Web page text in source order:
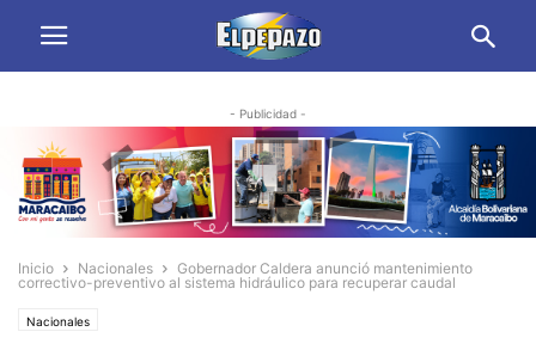
- Publicidad -
Inicio Nacionales
Gobernador Caldera anunció mantenimiento
correctivo-preventivo al sistema hidráulico para recuperar caudal
Nacionales